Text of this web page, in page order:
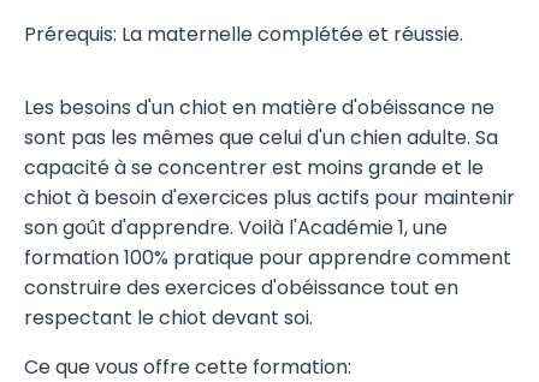
Prérequis: La maternelle complétée et réussie.
Les besoins d'un chiot en matière d'obéissance ne
sont pas les mêmes que celui d'un chien adulte. Sa
capacité à se concentrer est moins grande et le
chiot à besoin d'exercices plus actifs pour maintenir
son goût d'apprendre. Voilà l'Académie 1, une
formation 100% pratique pour apprendre comment
construire des exercices d'obéissance tout en
respectant le chiot devant soi.
Ce que vous offre cette formation: